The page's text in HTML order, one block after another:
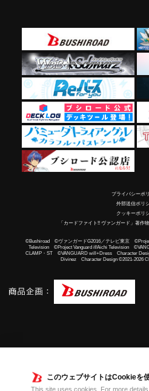
このウェブサイトはCookieを
This site uses cookies. For more
プライバシーポ
外部送信ポリ
クッキーポリ
「カードファイト!! ヴァンガード」著作
©Bushiroad ©ヴァンガードG2016／テレビ東京
Television ©Project Vanguard if/Aichi Television
CLAMP・ST ©VANGUARD will+Dress Character
Divinez Character Design ©2021-2026